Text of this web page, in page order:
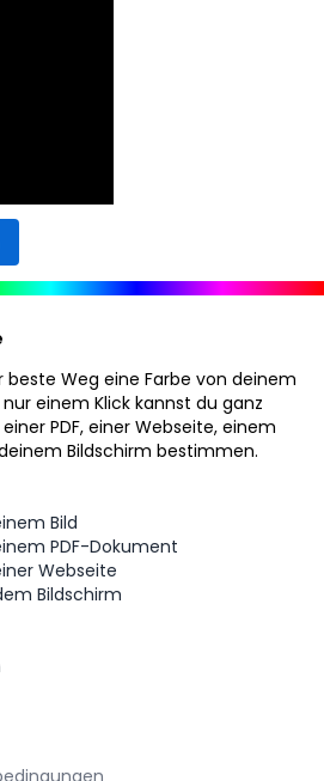
beste Weg eine Farbe von deinem
einem Klick kannst du ganz
PDF, einer Webseite, einem
Bildschirm bestimmen.
Bild
PDF-Dokument
Webseite
Bildschirm